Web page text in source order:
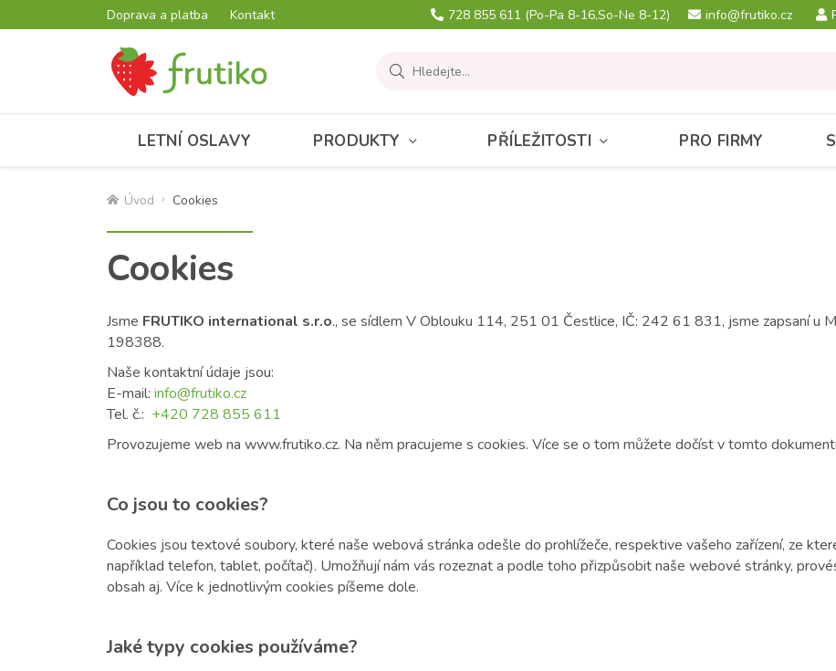
Doprava a platba Kontakt 728 855 611 (Po-Pa 8-16,So-Ne 8-12) info@frutiko.cz
LETNÍ OSLAVY PRODUKTY PŘÍLEŽITOSTI PRO FIRMY
Úvod Cookies
Cookies
Jsme FRUTIKO international s.r.o., se sídlem V Oblouku 114, 251 01 Čestlice, IČ: 242 61 831, jsme zapsaní u
198388.
Naše kontaktní údaje jsou:
E-mail: info@frutiko.cz
Tel. č.: +420 728 855 611
Provozujeme web na www.frutiko.cz. Na něm pracujeme s cookies. Více se o tom můžete dočíst v tomto
Co jsou to cookies?
Cookies jsou textové soubory, které naše webová stránka odešle do prohlížeče, respektive vašeho zařízení, ze
například telefon, tablet, počítač). Umožňují nám vás rozeznat a podle toho přizpůsobit naše webové stránky,
obsah aj. Více k jednotlivým cookies píšeme dole.
Jaké typy cookies používáme?